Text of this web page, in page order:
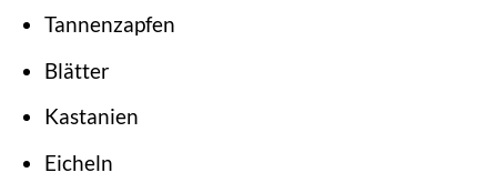
Tannenzapfen
Blätter
Kastanien
Eicheln